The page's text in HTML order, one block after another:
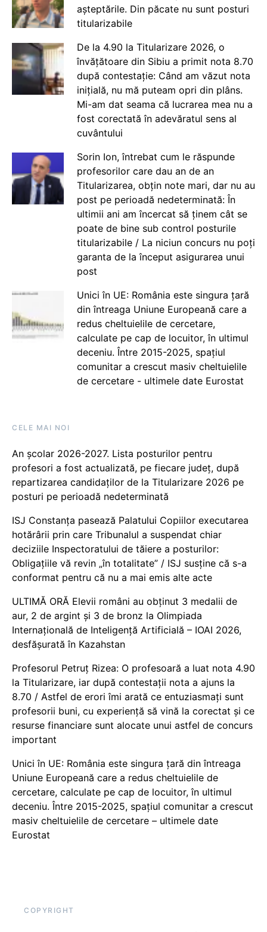
așteptările. Din păcate nu sunt posturi
titularizabile
De la 4.90 la Titularizare 2026, o
învățătoare din Sibiu a primit nota 8.70
după contestație: Când am văzut nota
inițială, nu mă puteam opri din plâns.
Mi-am dat seama că lucrarea mea nu a
fost corectată în adevăratul sens al
cuvântului
Sorin Ion, întrebat cum le răspunde
profesorilor care dau an de an
Titularizarea, obțin note mari, dar nu au
post pe perioadă nedeterminată: În
ultimii ani am încercat să ținem cât se
poate de bine sub control posturile
titularizabile / La niciun concurs nu poți
garanta de la început asigurarea unui
post
Unici în UE: România este singura țară
din întreaga Uniune Europeană care a
redus cheltuielile de cercetare,
calculate pe cap de locuitor, în ultimul
deceniu. Între 2015-2025, spațiul
comunitar a crescut masiv cheltuielile
de cercetare - ultimele date Eurostat
CELE MAI NOI
An școlar 2026-2027. Lista posturilor pentru
profesori a fost actualizată, pe fiecare județ, după
repartizarea candidaților de la Titularizare 2026 pe
posturi pe perioadă nedeterminată
ISJ Constanța pasează Palatului Copiilor executarea
hotărârii prin care Tribunalul a suspendat chiar
deciziile Inspectoratului de tăiere a posturilor:
Obligațiile vă revin „în totalitate” / ISJ susține că s-a
conformat pentru că nu a mai emis alte acte
ULTIMĂ ORĂ Elevii români au obținut 3 medalii de
aur, 2 de argint și 3 de bronz la Olimpiada
Internațională de Inteligență Artificială – IOAI 2026,
desfășurată în Kazahstan
Profesorul Petruț Rizea: O profesoară a luat nota 4.90
la Titularizare, iar după contestații nota a ajuns la
8.70 / Astfel de erori îmi arată ce entuziasmați sunt
profesorii buni, cu experiență să vină la corectat și ce
resurse financiare sunt alocate unui astfel de concurs
important
Unici în UE: România este singura țară din întreaga
Uniune Europeană care a redus cheltuielile de
cercetare, calculate pe cap de locuitor, în ultimul
deceniu. Între 2015-2025, spațiul comunitar a crescut
masiv cheltuielile de cercetare – ultimele date
Eurostat
COPYRIGHT